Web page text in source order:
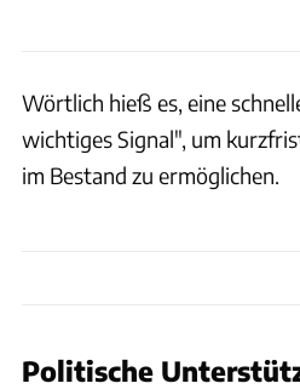
Wörtlich hieß es, eine
wichtiges Signal", um
im Bestand zu ermöglichen.
Politische